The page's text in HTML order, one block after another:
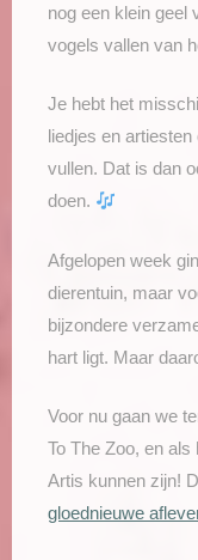
nog een klein geel
vogels vallen van
Je hebt het
liedjes en
vullen. Dat is dan
doen.
Afgelopen week
dierentuin, maar
bijzondere
hart ligt. Maar
Voor nu gaan we
To The Zoo, en
Artis kunnen zijn!
gloednieuwe